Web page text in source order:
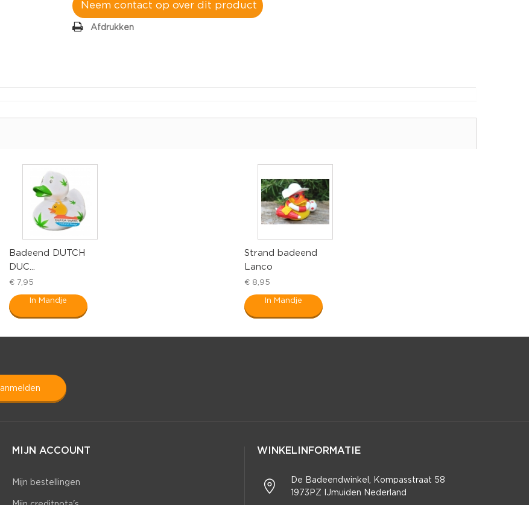
Neem contact op over dit product
Afdrukken
Badeend DUTCH
DUC...
€ 7,95
In Mandje
Strand badeend
Lanco
€ 8,95
In Mandje
aanmelden
MIJN ACCOUNT
Mijn bestellingen
WINKELINFORMATIE
De Badeendwinkel, Kompasstraat 58
1973PZ IJmuiden Nederland